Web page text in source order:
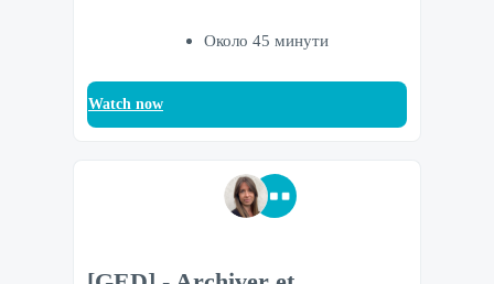
Около 45 минути
Watch now